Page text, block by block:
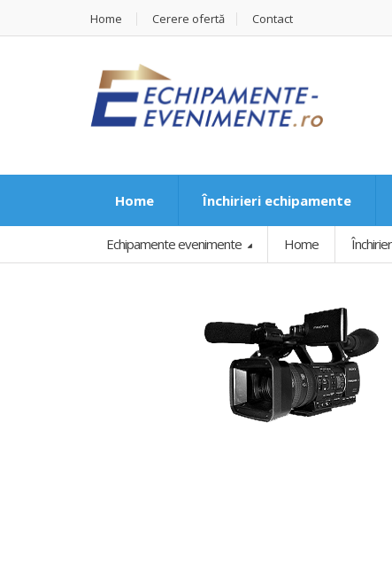
Home Cerere ofertă Contact
Home Închirieri echipamente
Echipamente evenimente Home